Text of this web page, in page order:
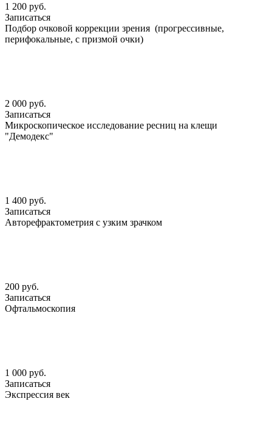
1 200 руб.
Записаться
Подбор очковой коррекции зрения (прогрессивные,
перифокальные, с призмой очки)
2 000 руб.
Записаться
Микроскопическое исследование ресниц на клещи
"Демодекс"
1 400 руб.
Записаться
Авторефрактометрия с узким зрачком
200 руб.
Записаться
Офтальмоскопия
1 000 руб.
Записаться
Экспрессия век